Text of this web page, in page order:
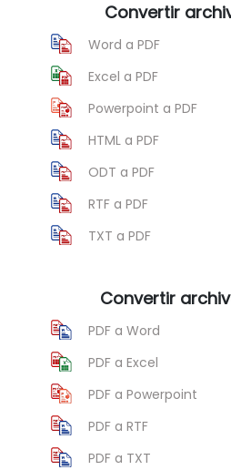
Convertir
Word a PDF
Excel a PDF
Powerpoint a PDF
HTML a PDF
ODT a PDF
RTF a PDF
TXT a PDF
Convertir
PDF a Word
PDF a Excel
PDF a Powerpoint
PDF a RTF
PDF a TXT